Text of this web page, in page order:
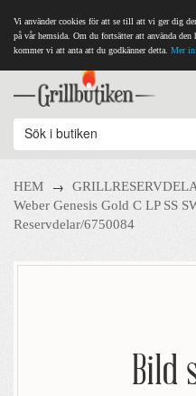
Vi använder cookies för att se till att vi ger dig
på vår hemsida. Om du fortsätter att använda den
kommer vi att anta att du godkänner detta. Mer
HEM →
Weber Genesis Gold C LP SS
Reservdelar/6750084
Bild